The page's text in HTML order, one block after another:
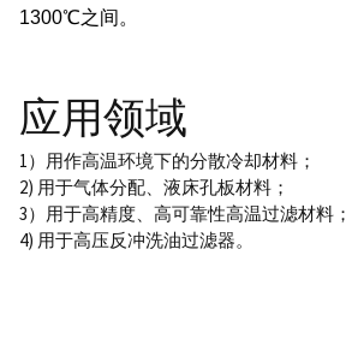
1300℃之间。
应用领域
1）用作高温环境下的分散冷却材料；
2) 用于气体分配、液床孔板材料；
3）用于高精度、高可靠性高温过滤材料；
4) 用于高压反冲洗油过滤器。